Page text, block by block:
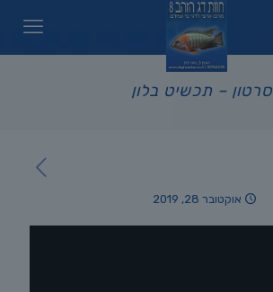
סרטון – תכשיט בלון
אוקטובר 28, 2019